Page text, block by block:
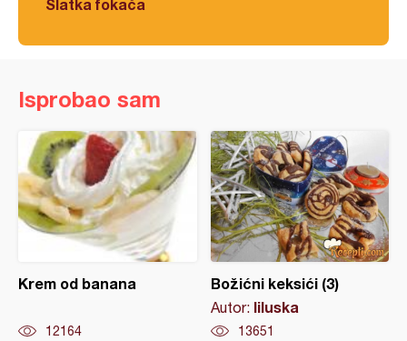
Slatka fokača
Isprobao sam
Krem od banana
12164
Božićni keksići (3)
Autor: liluska
13651